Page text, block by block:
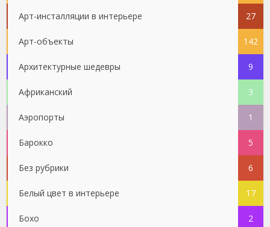
Арт-инсталляции в интерьере 27
Арт-объекты 142
Архитектурные шедевры 9
Африканский 3
Аэропорты 1
Барокко 5
Без рубрики 6
Белый цвет в интерьере 17
Бохо 2